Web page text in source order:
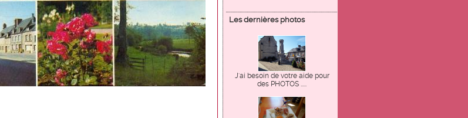
Les dernières photos
J'ai besoin de votre aide pour
des PHOTOS .....